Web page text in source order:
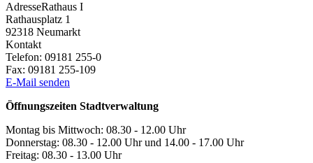
AdresseRathaus I
Rathausplatz 1
92318 Neumarkt
Kontakt
Telefon: 09181 255-0
Fax: 09181 255-109
E-Mail senden
Öffnungszeiten Stadtverwaltung
Montag bis Mittwoch: 08.30 - 12.00 Uhr
Donnerstag: 08.30 - 12.00 Uhr und 14.00 - 17.00 Uhr
Freitag: 08.30 - 13.00 Uhr